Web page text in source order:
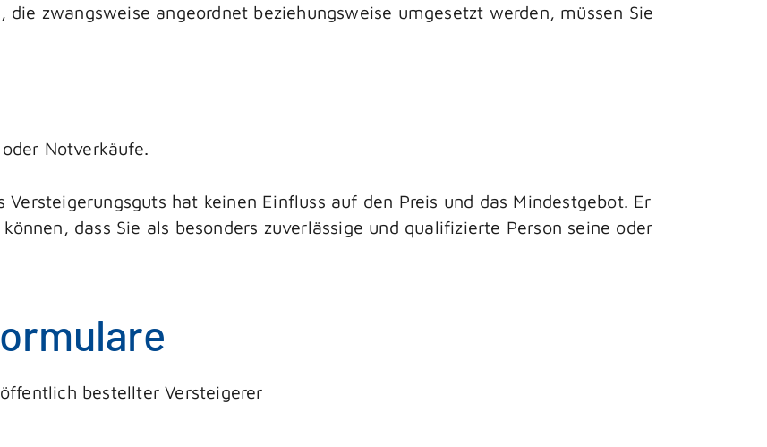
die zwangsweise angeordnet beziehungsweise umgesetzt werden, müssen Sie
Notverkäufe.
hat keinen Einfluss auf den Preis und das Mindestgebot. Er
dass Sie als besonders zuverlässige und qualifizierte Person seine oder
bestellter Versteigerer